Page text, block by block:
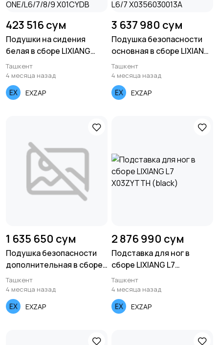
423 516 сум
Подушки на сидения
белая в сборе LIXIANG
ONE/L6/7/8/9 X01CYDB
Ташкент
4 месяца назад
EXZAP
3 637 980 сум
Подушка безопасности
основная в сборе LIXIANG
L6/7 X0356030013A
Ташкент
4 месяца назад
EXZAP
1 635 650 сум
Подушка безопасности
дополнительная в сборе
LIXIANG L6/7
X0358200012XX
Ташкент
4 месяца назад
EXZAP
2 876 990 сум
Подставка для ног в
сборе LIXIANG L7
X03ZYTTH (black)
Ташкент
4 месяца назад
EXZAP